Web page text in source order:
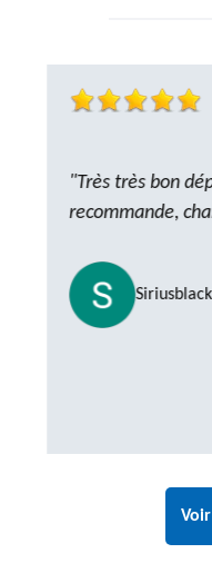
"Très très bon
recommande,